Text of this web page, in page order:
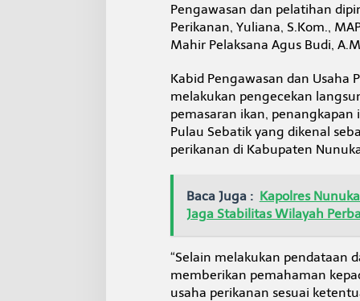
Pengawasan dan pelatihan
Perikanan, Yuliana, S.Kom.,
Mahir Pelaksana Agus Budi,
Kabid Pengawasan dan
melakukan pengecekan
pemasaran ikan,
Pulau Sebatik yang dikenal
perikanan di Kabupaten
Baca Juga : Kapolres
Jaga Stabilitas Wilayah
“Selain melakukan pendataan
memberikan pemahaman
usaha perikanan sesuai